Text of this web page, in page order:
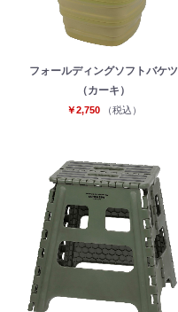
フォールディングソフトバケツ
（カーキ）
￥2,750 （税込）